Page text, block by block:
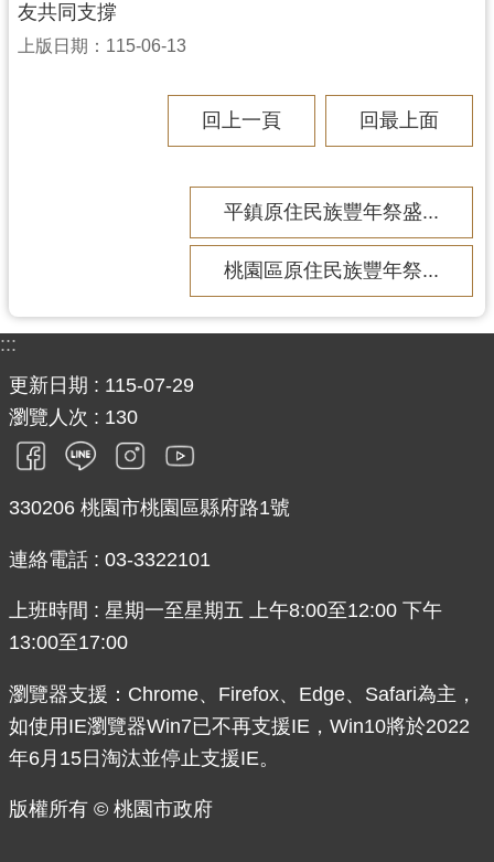
友共同支撐
上版日期：115-06-13
回上一頁 回最上面
平鎮原住民族豐年祭盛...
桃園區原住民族豐年祭...
:::
更新日期
115-07-29
瀏覽人次
130
330206 桃園市桃園區縣府路1號
連絡電話 : 03-3322101
上班時間 : 星期一至星期五 上午8:00至12:00 下午
13:00至17:00
瀏覽器支援：Chrome、Firefox、Edge、Safari為主，
如使用IE瀏覽器Win7已不再支援IE，Win10將於2022
年6月15日淘汰並停止支援IE。
版權所有 © 桃園市政府